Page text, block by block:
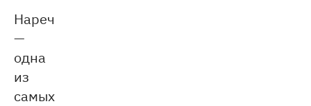
Наречия
—
одна
из
самых